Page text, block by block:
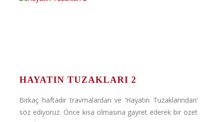
HAYATIN TUZAKLARI 2
Birkaç haftadır travmalardan ve ‘Hayatın Tuzaklarından’
söz ediyoruz. Önce kısa olmasına gayret ederek bir özet